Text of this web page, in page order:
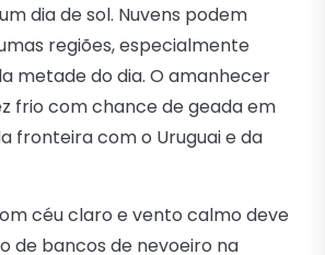
dia de sol. Nuvens podem
regiões, especialmente
metade do dia. O amanhecer
frio com chance de geada em
fronteira com o Uruguai e da
céu claro e vento calmo deve
de bancos de nevoeiro na